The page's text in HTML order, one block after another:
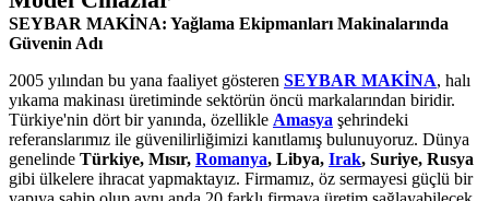
SEYBAR MAKİNA: Yağlama Ekipmanları Makinalarında
Güvenin Adı
2005 yılından bu yana faaliyet gösteren SEYBAR MAKİNA, halı
yıkama makinası üretiminde sektörün öncü markalarından biridir.
Türkiye'nin dört bir yanında, özellikle Amasya şehrindeki
referanslarımız ile güvenilirliğimizi kanıtlamış bulunuyoruz. Dünya
genelinde Türkiye, Mısır, Romanya, Libya, Irak, Suriye, Rusya
gibi ülkelere ihracat yapmaktayız. Firmamız, öz sermayesi güçlü bir